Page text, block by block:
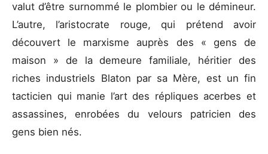
valut d’être surnommé le plombier ou le démineur.
L’autre, l’aristocrate rouge, qui prétend avoir
découvert le marxisme auprès des « gens de
maison » de la demeure familiale, héritier des
riches industriels Blaton par sa Mère, est un fin
tacticien qui manie l’art des répliques acerbes et
assassines, enrobées du velours patricien des
gens bien nés.